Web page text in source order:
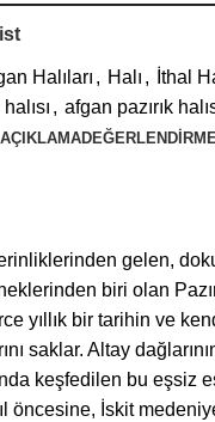
Halıları , Halı ,
İthal
, afgan pazırık
AÇIKLAMA
gelen,
biri olan
yıllık bir tarihin ve
saklar. Altay
keşfedilen bu eşsiz
öncesine, İskit